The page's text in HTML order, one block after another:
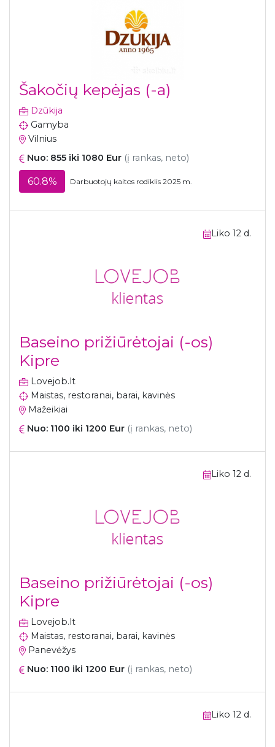
Šakočių kepėjas (-a)
Dzūkija
Gamyba
Vilnius
Nuo: 855 iki 1080 Eur (į rankas, neto)
60.8% Darbuotojų kaitos rodiklis 2025 m.
Liko 12 d.
Baseino prižiūrėtojai (-os)
Kipre
Lovejob.lt
Maistas, restoranai, barai, kavinės
Mažeikiai
Nuo: 1100 iki 1200 Eur (į rankas, neto)
Liko 12 d.
Baseino prižiūrėtojai (-os)
Kipre
Lovejob.lt
Maistas, restoranai, barai, kavinės
Panevėžys
Nuo: 1100 iki 1200 Eur (į rankas, neto)
Liko 12 d.